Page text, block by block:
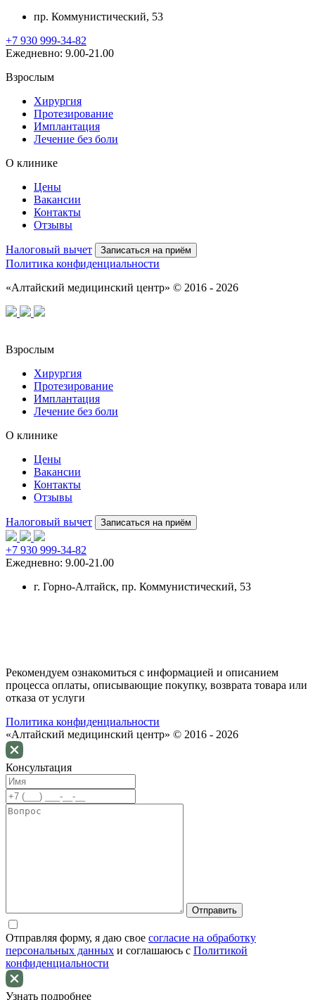
пр. Коммунистический, 53
+7 930 999-34-82
Ежедневно: 9.00-21.00
Взрослым
Хирургия
Протезирование
Имплантация
Лечение без боли
О клинике
Цены
Вакансии
Контакты
Отзывы
Налоговый вычет Записаться на приём
Политика конфиденциальности
«Алтайский медицинский центр» © 2016 - 2026
Взрослым
Хирургия
Протезирование
Имплантация
Лечение без боли
О клинике
Цены
Вакансии
Контакты
Отзывы
Налоговый вычет Записаться на приём
+7 930 999-34-82
Ежедневно: 9.00-21.00
г. Горно-Алтайск, пр. Коммунистический, 53
Рекомендуем ознакомиться с информацией и описанием
процессa оплаты, описывающие покупку, возврата товара или
отказа от услуги
Политика конфиденциальности
«Алтайский медицинский центр» © 2016 - 2026
Консультация
Отправляя форму, я даю свое согласие на обработку
персональных данных и соглашаюсь c Политикой
конфиденциальности
Узнать подробнее